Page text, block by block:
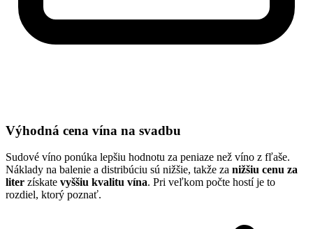
Výhodná cena vína na svadbu
Sudové víno ponúka lepšiu hodnotu za peniaze než víno z fľaše.
Náklady na balenie a distribúciu sú nižšie, takže za nižšiu cenu za
liter získate vyššiu kvalitu vína. Pri veľkom počte hostí je to
rozdiel, ktorý poznať.